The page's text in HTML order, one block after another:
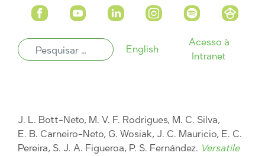
English
Acesso à
Intranet
J. L. Bott-Neto, M. V. F. Rodrigues, M. C. Silva,
E. B. Carneiro-Neto, G. Wosiak, J. C. Mauricio, E. C.
Pereira, S. J. A. Figueroa, P. S. Fernández. Versatile